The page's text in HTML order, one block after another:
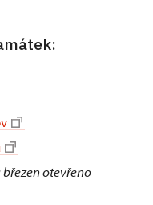
březen otevřeno